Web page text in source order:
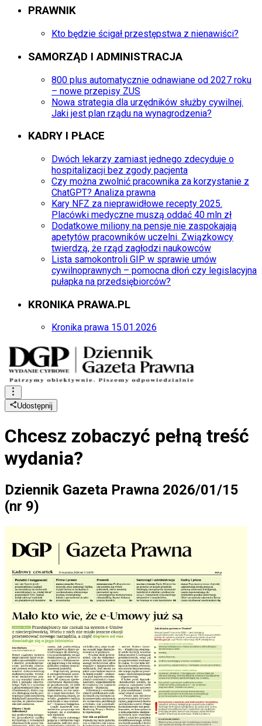
PRAWNIK
Kto będzie ścigał przestępstwa z nienawiści?
SAMORZĄD I ADMINISTRACJA
800 plus automatycznie odnawiane od 2027 roku
– nowe przepisy ZUS
Nowa strategia dla urzędników służby cywilnej.
Jaki jest plan rządu na wynagrodzenia?
KADRY I PŁACE
Dwóch lekarzy zamiast jednego zdecyduje o
hospitalizacji bez zgody pacjenta
Czy można zwolnić pracownika za korzystanie z
ChatGPT? Analiza prawna
Kary NFZ za nieprawidłowe recepty 2025.
Placówki medyczne muszą oddać 40 mln zł
Dodatkowe miliony na pensje nie zaspokajają
apetytów pracowników uczelni. Związkowcy
twierdzą, że rząd zagłodzi naukowców
Lista samokontroli GIP w sprawie umów
cywilnoprawnych – pomocna dłoń czy legislacyjna
pułapka na przedsiębiorców?
KRONIKA PRAWA.PL
Kronika prawa 15.01.2026
Udostępnij
Chcesz zobaczyć pełną treść
wydania?
Dziennik Gazeta Prawna 2026/01/15
(nr 9)